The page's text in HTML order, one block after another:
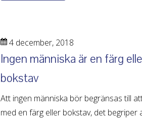
4 december, 2018
Ingen människa är en färg
bokstav
Att ingen människa bör begränsas till
med en färg eller bokstav, det begriper